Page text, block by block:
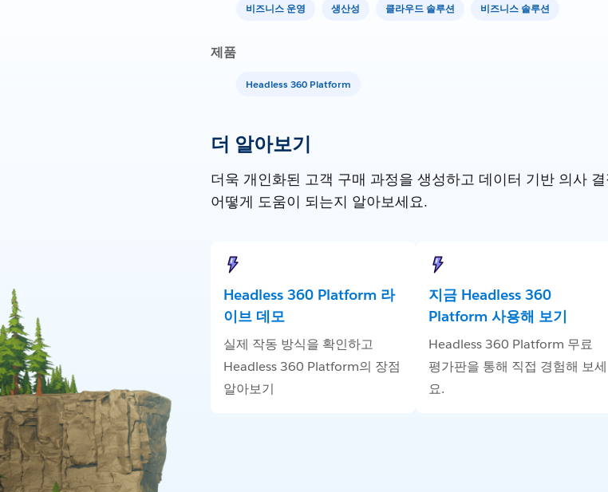
비즈니스 운영 생산성 클라우드 솔루션 비즈니스 솔루션
제품
Headless 360 Platform
더 알아보기
더욱 개인화된 고객 구매 과정을 생성하고 데이터 기반 의사
어떻게 도움이 되는지 알아보세요.
Headless 360 Platform 라
이브 데모
실제 작동 방식을 확인하고
Headless 360 Platform의 장점
알아보기
지금 Headless 360
Platform 사용해 보기
Headless 360 Platform 무료
평가판을 통해 직접 경험해 보세
요.